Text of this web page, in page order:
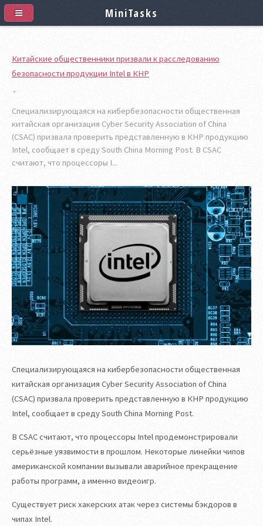
Китайские общественники призвали к расследованию
безопасности продукции Intel в КНР
Специализирующаяся на кибербезопасности общественная
китайская организация Cyber Security Association of China
(CSAC) призвала проверить представленную в КНР продукцию
Intel, сообщает в среду South China Morning Post. В CSAC
считают, что процессоры I...
Специализирующаяся на кибербезопасности общественная
китайская организация Cyber Security Association of China
(CSAC) призвала проверить представленную в КНР продукцию
Intel, сообщает в среду South China Morning Post.
В CSAC считают, что процессоры Intel продемонстрировали
серьёзные уязвимости в прошлом. Некоторые линейки чипов
американской компании вызывали аварийное прекращение
работы программ, а именно видеоигр.
Существует риск хакерских атак через системы бэкдоров в
чипах Intel.
MiniTasks